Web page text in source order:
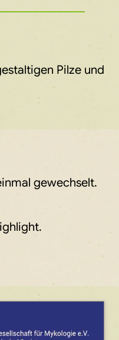
Pilze und
gewechselt.